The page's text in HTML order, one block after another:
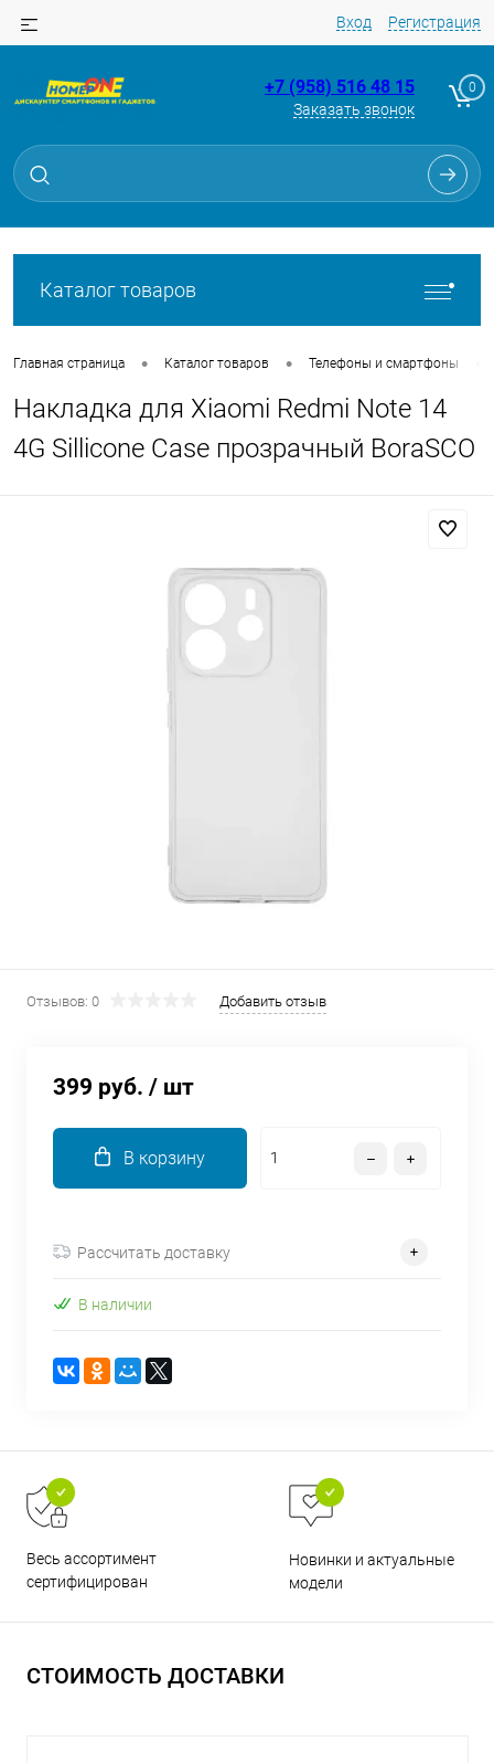
Вход Регистрация
+7 (958) 516 48 15
Заказать звонок
0
Каталог товаров
Главная страница • Каталог товаров • Телефоны и смартфоны
Накладка для Xiaomi Redmi Note 14
4G Sillicone Case прозрачный BoraSCO
Отзывов: 0 Добавить отзыв
399 руб. / шт
В корзину
Рассчитать доставку
В наличии
Весь ассортимент
сертифицирован
Новинки и актуальные
модели
СТОИМОСТЬ ДОСТАВКИ
Для клиентов всех банков
Разбейте
без переплат
Сегодня
Оплачивайте сегодня только
% картой любого банка
Получайте товар
об оплате Плайтом
Остались вопросы?
8 800 302-02-51
plait.ru